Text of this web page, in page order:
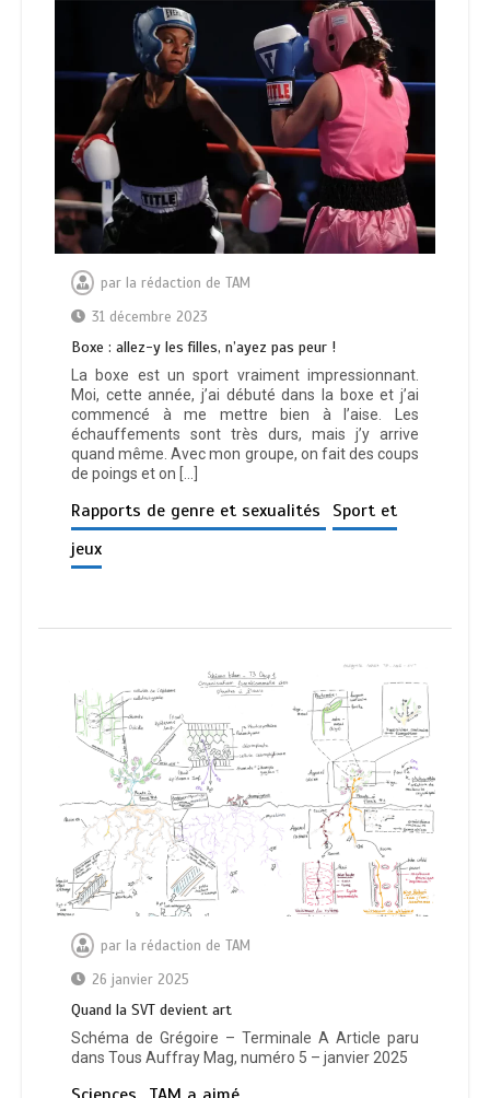
par la rédaction de TAM
31 décembre 2023
Boxe : allez-y les filles, n’ayez pas peur !
La boxe est un sport vraiment impressionnant.
Moi, cette année, j’ai débuté dans la boxe et j’ai
commencé à me mettre bien à l’aise. Les
échauffements sont très durs, mais j’y arrive
quand même. Avec mon groupe, on fait des coups
de poings et on […]
Rapports de genre et sexualités
Sport et
jeux
par la rédaction de TAM
26 janvier 2025
Quand la SVT devient art
Schéma de Grégoire – Terminale A Article paru
dans Tous Auffray Mag, numéro 5 – janvier 2025